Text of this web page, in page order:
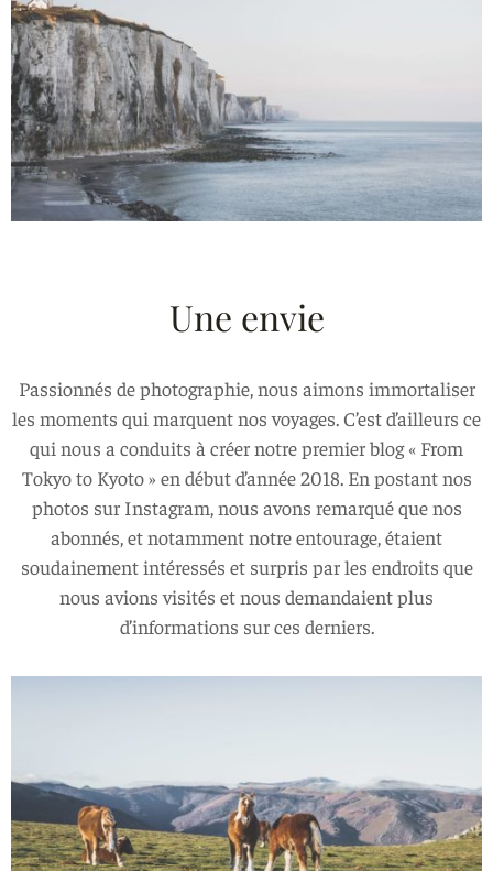
Une envie
Passionnés de photographie, nous aimons immortaliser
les moments qui marquent nos voyages. C’est d’ailleurs ce
qui nous a conduits à créer notre premier blog « From
Tokyo to Kyoto » en début d’année 2018. En postant nos
photos sur Instagram, nous avons remarqué que nos
abonnés, et notamment notre entourage, étaient
soudainement intéressés et surpris par les endroits que
nous avions visités et nous demandaient plus
d’informations sur ces derniers.